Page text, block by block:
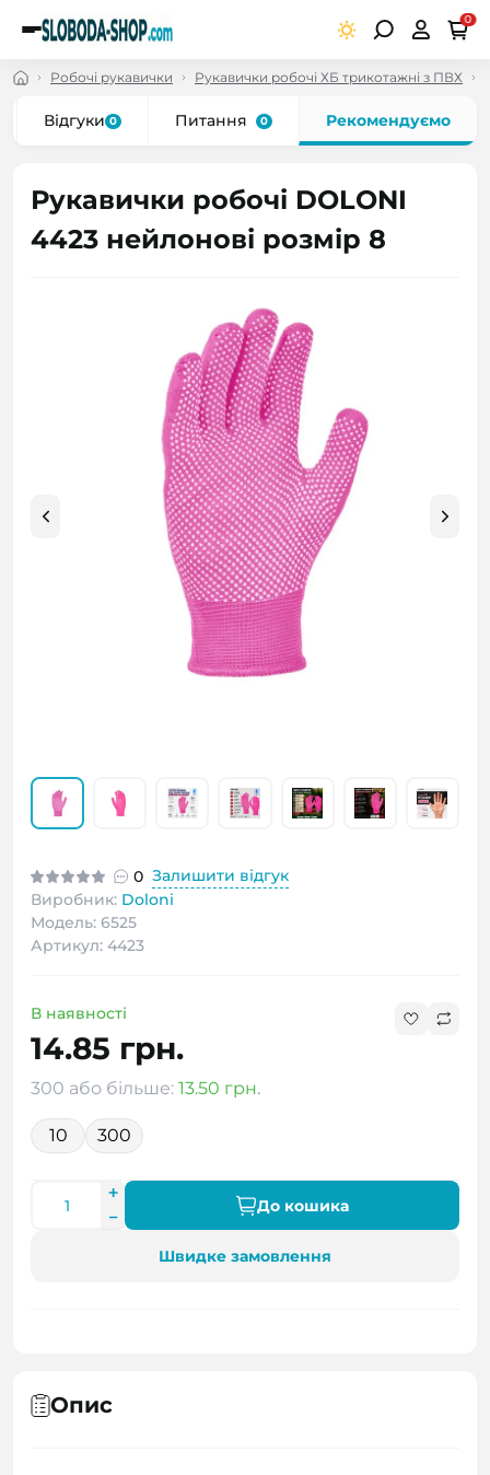
0
Робочі рукавички Рукавички робочі ХБ трикотажні з ПВХ
Відгуки 0 Питання 0 Рекомендуємо
Рукавички робочі DOLONI
4423 нейлонові розмір 8
0 Залишити відгук
Виробник: Doloni
Модель: 6525
Артикул: 4423
В наявності
14.85 грн.
300 або більше: 13.50 грн.
10 300
До кошика
Швидке замовлення
Опис